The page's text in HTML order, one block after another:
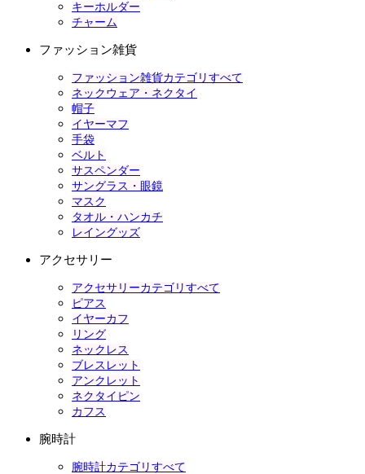
キーホルダー
チャーム
ファッション雑貨
ファッション雑貨カテゴリすべて
ネックウェア・ネクタイ
帽子
イヤーマフ
手袋
ベルト
サスペンダー
サングラス・眼鏡
マスク
タオル・ハンカチ
レイングッズ
アクセサリー
アクセサリーカテゴリすべて
ピアス
イヤーカフ
リング
ネックレス
ブレスレット
アンクレット
ネクタイピン
カフス
腕時計
腕時計カテゴリすべて